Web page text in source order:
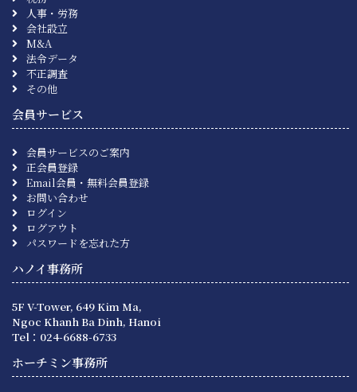
人事・労務
会社設立
M&A
法令データ
不正調査
その他
会員サービス
会員サービスのご案内
正会員登録
Email会員・無料会員登録
お問い合わせ
ログイン
ログアウト
パスワードを忘れた方
ハノイ事務所
5F V-Tower, 649 Kim Ma,
Ngoc Khanh Ba Dinh, Hanoi
Tel：024-6688-6733
ホーチミン事務所